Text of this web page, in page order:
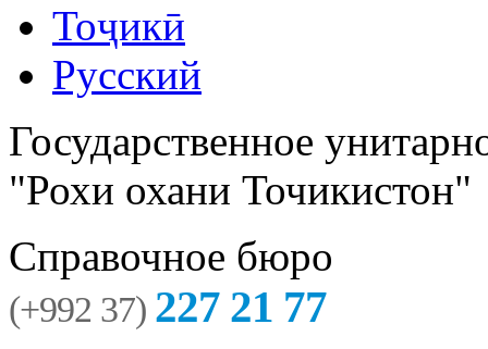
Тоҷикӣ
Русский
Государственное
"Рохи охани Точикистон"
Справочное бюро
(+992 37) 227 21 77